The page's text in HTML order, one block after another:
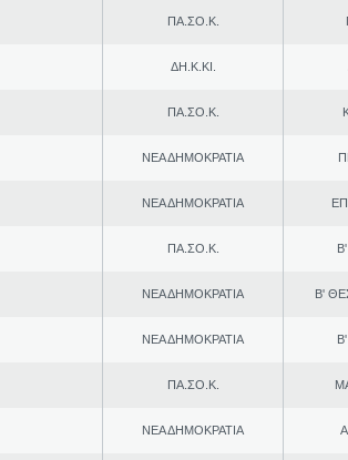
ΠΑ.ΣΟ.Κ.
ΔΗ.Κ.ΚΙ.
ΠΑ.ΣΟ.Κ.
ΝΕΑ ΔΗΜΟΚΡΑΤΙΑ
ΝΕΑ ΔΗΜΟΚΡΑΤΙΑ
ΠΑ.ΣΟ.Κ.
ΝΕΑ ΔΗΜΟΚΡΑΤΙΑ Β'
ΝΕΑ ΔΗΜΟΚΡΑΤΙΑ
ΠΑ.ΣΟ.Κ.
ΝΕΑ ΔΗΜΟΚΡΑΤΙΑ